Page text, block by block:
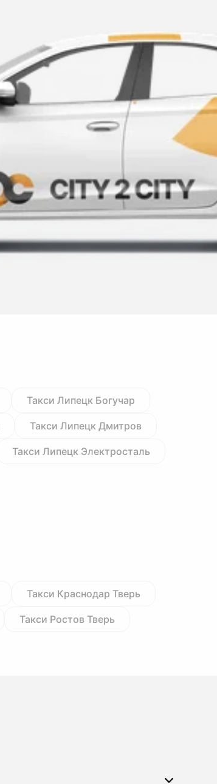
Такси Липецк Богучар
Такси Липецк Дмитров
Такси Липецк Электросталь
Такси Краснодар Тверь
Такси Ростов Тверь